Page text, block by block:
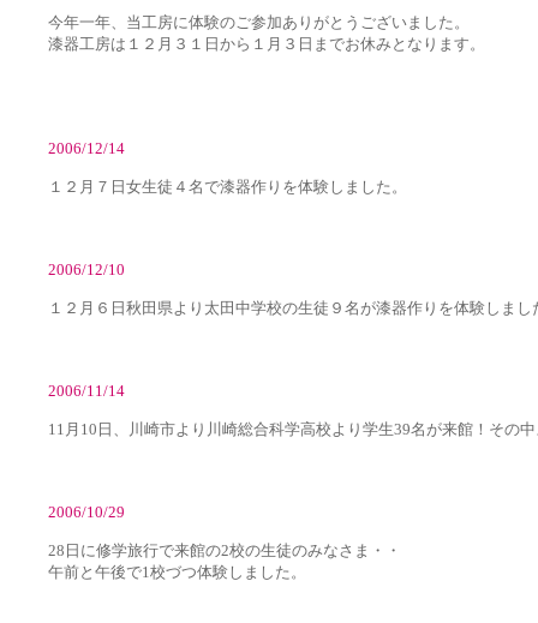
今年一年、当工房に体験のご参加ありがとうございました。
漆器工房は１２月３１日から１月３日までお休みとなります。
2006/12/14
１２月７日女生徒４名で漆器作りを体験しました。
2006/12/10
１２月６日秋田県より太田中学校の生徒９名が漆器作りを体験しまし
2006/11/14
11月10日、川崎市より川崎総合科学高校より学生39名が来館！その
2006/10/29
28日に修学旅行で来館の2校の生徒のみなさま・・
午前と午後で1校づつ体験しました。